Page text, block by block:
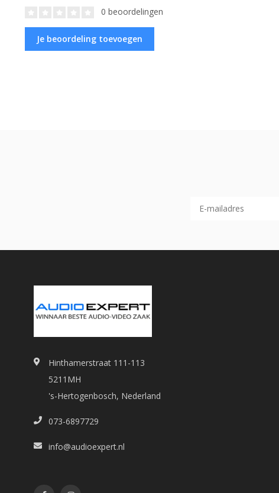
0 beoordelingen
Je beoordeling toevoegen
Hinthamerstraat 111-113
5211MH
's-Hertogenbosch, Nederland
073-6897729
info@audioexpert.nl